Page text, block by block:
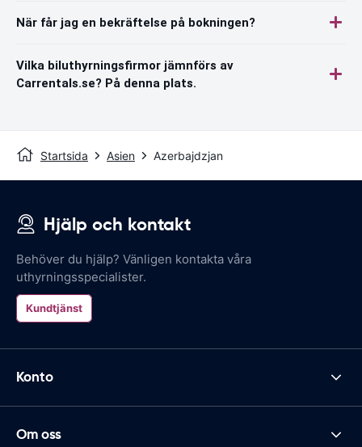
När får jag en bekräftelse på bokningen?
Vilka biluthyrningsfirmor jämnförs av
Carrentals.se? På denna plats.
Startsida Asien Azerbajdzjan
Hjälp och kontakt
Behöver du hjälp? Vänligen kontakta våra
uthyrningsspecialister.
Kundtjänst
Konto
Om oss